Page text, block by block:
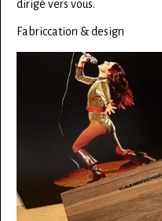
dirigé vers vous.
Fabriccation & design